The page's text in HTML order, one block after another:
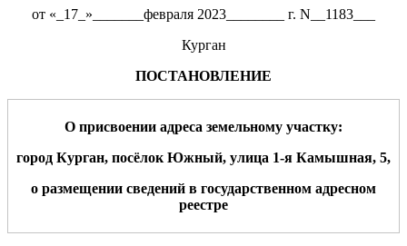
от «_17_»_______февраля 2023________ г. N__1183___
Курган
ПОСТАНОВЛЕНИЕ
О присвоении адреса земельному участку:
город Курган, посёлок Южный, улица 1-я Камышная, 5,
о размещении сведений в государственном адресном
реестре